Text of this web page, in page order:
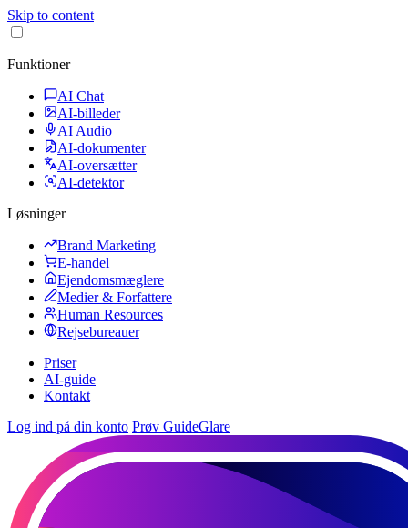
Skip to content
Funktioner
AI Chat
AI-billeder
AI Audio
AI-dokumenter
AI-oversætter
AI-detektor
Løsninger
Brand Marketing
E-handel
Ejendomsmæglere
Medier & Forfattere
Human Resources
Rejsebureauer
Priser
AI-guide
Kontakt
Log ind på din konto Prøv GuideGlare